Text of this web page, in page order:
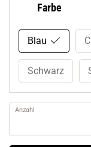
Farbe
Blau
Schwarz
Anzahl